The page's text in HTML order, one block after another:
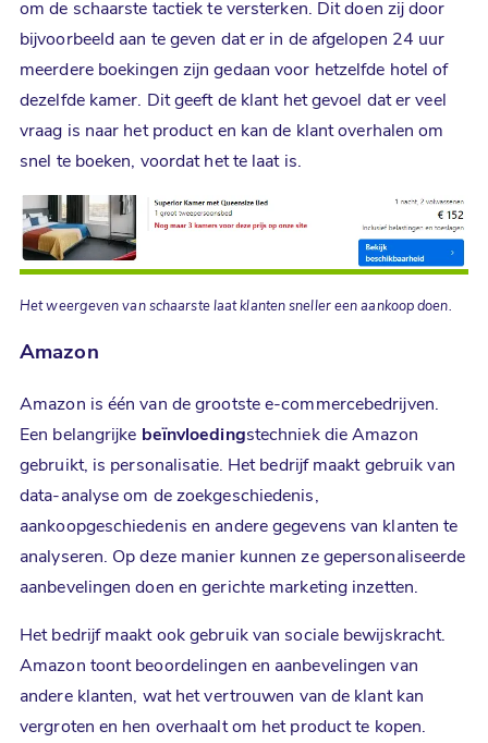
om de schaarste tactiek te versterken. Dit doen zij door
bijvoorbeeld aan te geven dat er in de afgelopen 24 uur
meerdere boekingen zijn gedaan voor hetzelfde hotel of
dezelfde kamer. Dit geeft de klant het gevoel dat er veel
vraag is naar het product en kan de klant overhalen om
snel te boeken, voordat het te laat is.
Het weergeven van schaarste laat klanten sneller een aankoop doen.
Amazon
Amazon is één van de grootste e-commercebedrijven.
Een belangrijke beïnvloedingstechniek die Amazon
gebruikt, is personalisatie. Het bedrijf maakt gebruik van
data-analyse om de zoekgeschiedenis,
aankoopgeschiedenis en andere gegevens van klanten te
analyseren. Op deze manier kunnen ze gepersonaliseerde
aanbevelingen doen en gerichte marketing inzetten.
Het bedrijf maakt ook gebruik van sociale bewijskracht.
Amazon toont beoordelingen en aanbevelingen van
andere klanten, wat het vertrouwen van de klant kan
vergroten en hen overhaalt om het product te kopen.